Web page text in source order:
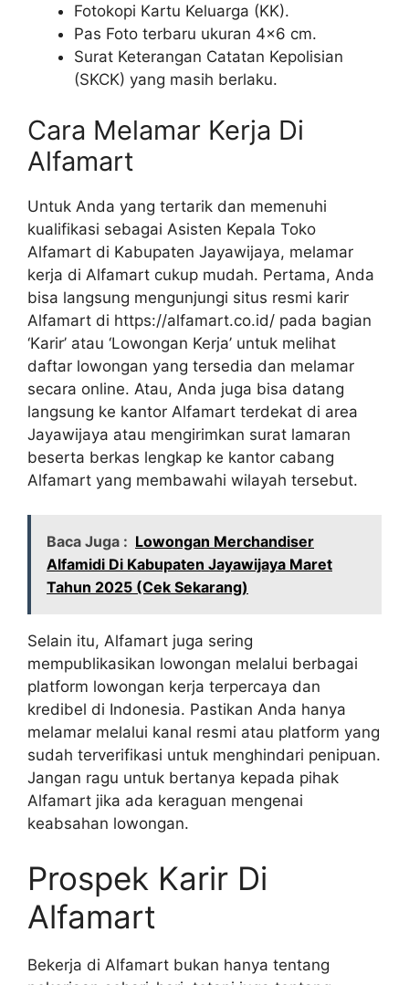
Fotokopi Kartu Keluarga (KK).
Pas Foto terbaru ukuran 4×6 cm.
Surat Keterangan Catatan Kepolisian
(SKCK) yang masih berlaku.
Cara Melamar Kerja Di
Alfamart
Untuk Anda yang tertarik dan memenuhi
kualifikasi sebagai Asisten Kepala Toko
Alfamart di Kabupaten Jayawijaya, melamar
kerja di Alfamart cukup mudah. Pertama, Anda
bisa langsung mengunjungi situs resmi karir
Alfamart di https://alfamart.co.id/ pada bagian
‘Karir’ atau ‘Lowongan Kerja’ untuk melihat
daftar lowongan yang tersedia dan melamar
secara online. Atau, Anda juga bisa datang
langsung ke kantor Alfamart terdekat di area
Jayawijaya atau mengirimkan surat lamaran
beserta berkas lengkap ke kantor cabang
Alfamart yang membawahi wilayah tersebut.
Baca Juga : Lowongan Merchandiser
Alfamidi Di Kabupaten Jayawijaya Maret
Tahun 2025 (Cek Sekarang)
Selain itu, Alfamart juga sering
mempublikasikan lowongan melalui berbagai
platform lowongan kerja terpercaya dan
kredibel di Indonesia. Pastikan Anda hanya
melamar melalui kanal resmi atau platform yang
sudah terverifikasi untuk menghindari penipuan.
Jangan ragu untuk bertanya kepada pihak
Alfamart jika ada keraguan mengenai
keabsahan lowongan.
Prospek Karir Di
Alfamart
Bekerja di Alfamart bukan hanya tentang